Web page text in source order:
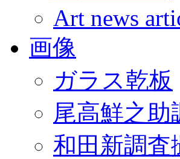
Art news
画像
ガラス乾板
尾高鮮之助
和田新調査